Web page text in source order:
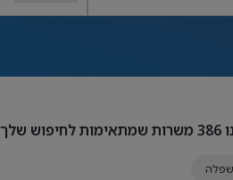
386 משרות שמתאימות לחיפוש שלך